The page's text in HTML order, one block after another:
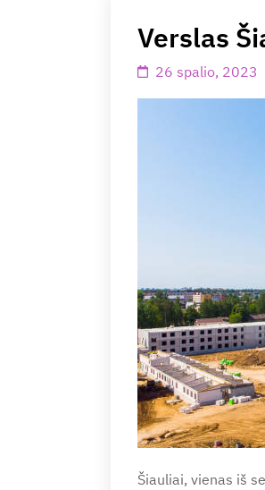
Verslas
26 spalio, 2023
Šiauliai, vienas iš